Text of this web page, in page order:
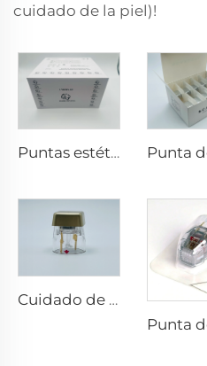
cuidado de la piel)!
Puntas estéticas Pixel8 RF Rohrer 25 49 64
Cuidado de la piel con microneedling rf Sylfirm X puntas Sylfirm X X-25